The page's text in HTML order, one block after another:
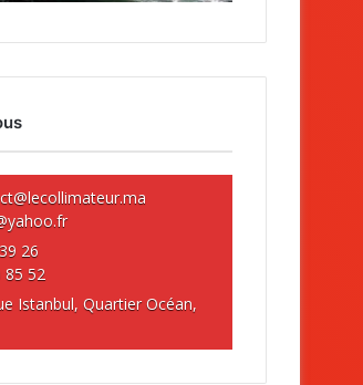
26
85 52
Istanbul, Quartier Océan,